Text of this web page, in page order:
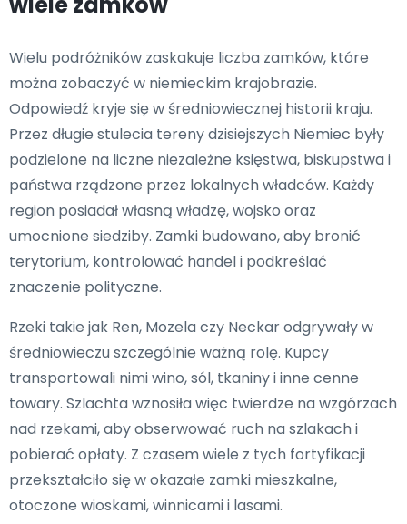
Wielu podróżników zaskakuje liczba zamków, które
można zobaczyć w niemieckim krajobrazie.
Odpowiedź kryje się w średniowiecznej historii kraju.
Przez długie stulecia tereny dzisiejszych Niemiec były
podzielone na liczne niezależne księstwa, biskupstwa i
państwa rządzone przez lokalnych władców. Każdy
region posiadał własną władzę, wojsko oraz
umocnione siedziby. Zamki budowano, aby bronić
terytorium, kontrolować handel i podkreślać
znaczenie polityczne.
Rzeki takie jak Ren, Mozela czy Neckar odgrywały w
średniowieczu szczególnie ważną rolę. Kupcy
transportowali nimi wino, sól, tkaniny i inne cenne
towary. Szlachta wznosiła więc twierdze na wzgórzach
nad rzekami, aby obserwować ruch na szlakach i
pobierać opłaty. Z czasem wiele z tych fortyfikacji
przekształciło się w okazałe zamki mieszkalne,
otoczone wioskami, winnicami i lasami.